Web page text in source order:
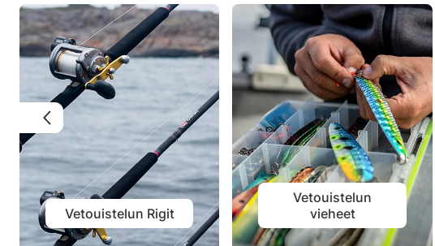
Vetouistelun Rigit
Vetouistelun
vieheet